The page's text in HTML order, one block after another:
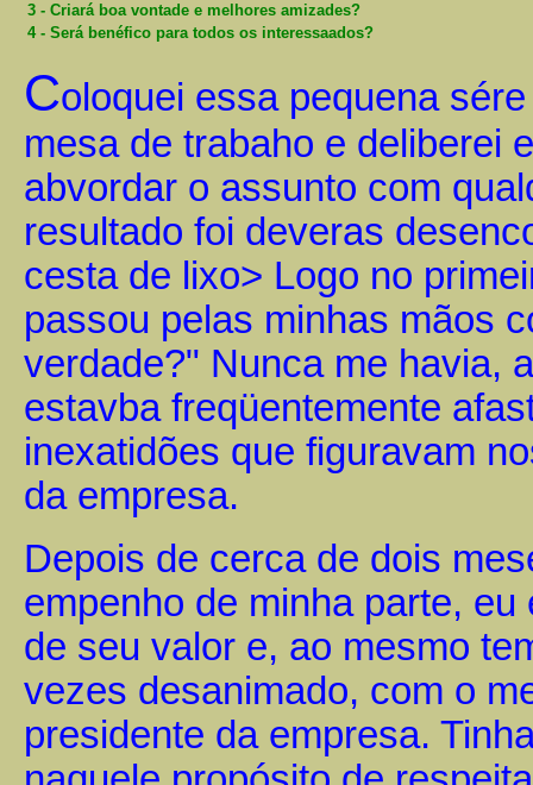
3 - Criará boa vontade e melhores amizades?
4 - Será benéfico para todos os interessaados?
Coloquei essa pequena
mesa de trabaho e deliberei
abvordar o assunto com
resultado foi deveras
cesta de lixo> Logo no
passou pelas minhas mãos
verdade?" Nunca me havia,
estavba freqüentemente
inexatidões que figuravam
da empresa.
Depois de cerca de dois
empenho de minha parte,
de seu valor e, ao mesmo
vezes desanimado, com o
presidente da empresa.